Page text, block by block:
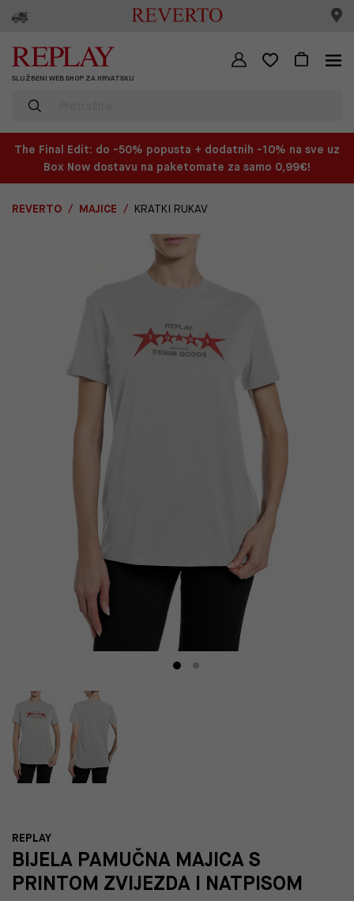
SLUŽBENI WEB SHOP ZA HRVATSKU
The Final Edit: do -50% popusta + dodatnih -10% na sve uz
Box Now dostavu na paketomate za samo 0,99€!
REVERTO MAJICE KRATKI RUKAV
REPLAY
BIJELA PAMUČNA MAJICA S
PRINTOM ZVIJEZDA I NATPISOM